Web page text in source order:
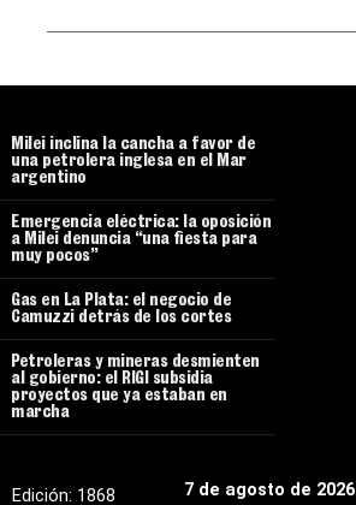
7 de agosto de 2026
Edición: 1868
Milei inclina la cancha a favor de
una petrolera inglesa en el Mar
argentino
Emergencia eléctrica: la oposición
a Milei denuncia “una fiesta para
muy pocos”
Gas en La Plata: el negocio de
Camuzzi detrás de los cortes
Petroleras y mineras desmienten
al gobierno: el RIGI subsidia
proyectos que ya estaban en
marcha